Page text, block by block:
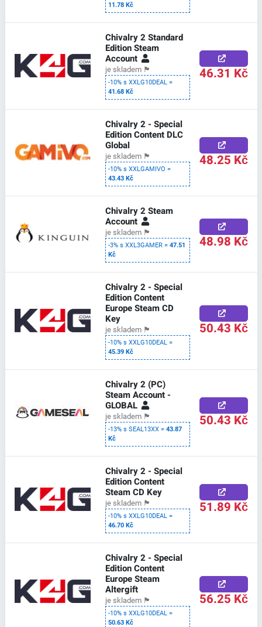
11.78 Kč
Chivalry 2 Standard
Edition Steam
Account
je skladem 🏴
-10% s XXLG10DEAL =
41.68 Kč
46.31 Kč
Chivalry 2 - Special
Edition Content DLC
Global
je skladem 🏴
-10% s XXLGAMIVO =
43.43 Kč
48.25 Kč
Chivalry 2 Steam
Account
je skladem 🏴
-3% s XXL3GAMER =47.51
Kč
48.98 Kč
Chivalry 2 - Special
Edition Content
Europe Steam CD
Key
je skladem 🏴
-10% s XXLG10DEAL =
45.39 Kč
50.43 Kč
Chivalry 2 (PC)
Steam Account -
GLOBAL
je skladem 🏴
-13% s SEAL13XX =43.87
Kč
50.43 Kč
Chivalry 2 - Special
Edition Content
Steam CD Key
je skladem 🏴
-10% s XXLG10DEAL =
46.70 Kč
51.89 Kč
Chivalry 2 - Special
Edition Content
Europe Steam
Altergift
je skladem 🏴
-10% s XXLG10DEAL =
50.63 Kč
56.25 Kč